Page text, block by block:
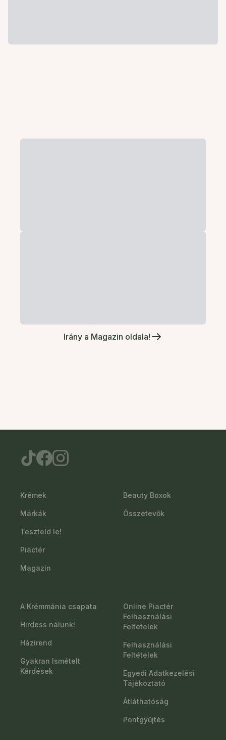
Irány a Magazin oldala!
Krémek
Márkák
Teszteld le!
Piactér
Magazin
Beauty Boxok
Összetevők
A Krémmánia csapata
Hirdess nálunk!
Házirend
Gyakran Ismételt
Kérdések
Online Piactér
Felhasználási
Feltételek
Felhasználási
Feltételek
Egyedi Adatkezelési
Tájékoztató
Átláthatóság
Pontgyűjtés